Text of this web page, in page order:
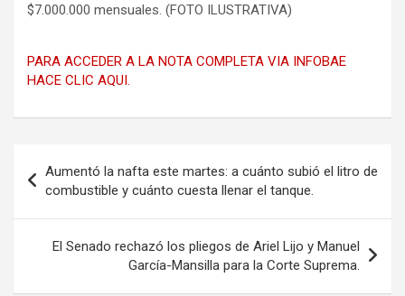
$7.000.000 mensuales. (FOTO ILUSTRATIVA)
PARA ACCEDER A LA NOTA COMPLETA VIA INFOBAE
HACE CLIC AQUI.
de
entradas
Aumentó la nafta este martes: a cuánto subió el litro de
combustible y cuánto cuesta llenar el tanque.
El Senado rechazó los pliegos de Ariel Lijo y Manuel
García-Mansilla para la Corte Suprema.